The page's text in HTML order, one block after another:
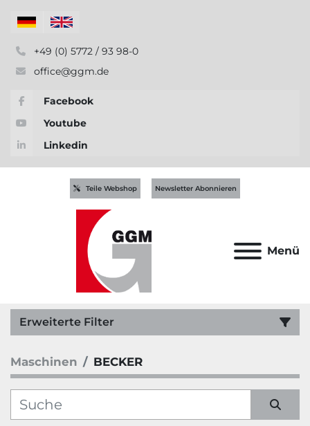
+49 (0) 5772 / 93 98-0
office@ggm.de
Facebook
Youtube
Linkedin
Menü
Teile Webshop Newsletter Abonnieren
Erweiterte Filter
Kategorie
Hersteller
Maschinen BECKER